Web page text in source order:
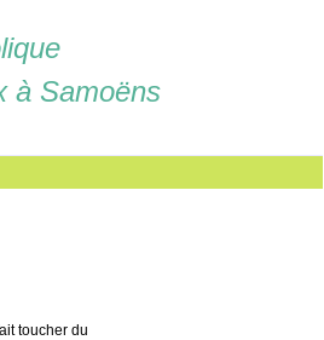
à Samoëns
toucher du